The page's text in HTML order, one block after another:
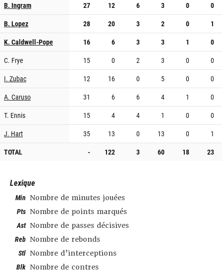
B. Ingram
27 12 6 3 0
0
B. Lopez
28 20 3 2 0
1
K. Caldwell-Pope
16 6 3 3 1
0
C. Frye
15 0 2 3 0
0
I. Zubac
12 16 0 5 0
0
A. Caruso
31 6 6 4 1
0
T. Ennis
15 4 4 1 0
0
J. Hart
35 13 0 13 0
1
TOTAL
- 122 3 60 18 23
Lexique
Min Nombre de minutes jouées
Pts Nombre de points marqués
Ast Nombre de passes décisives
Reb Nombre de rebonds
Stl Nombre d’interceptions
Blk Nombre de contres